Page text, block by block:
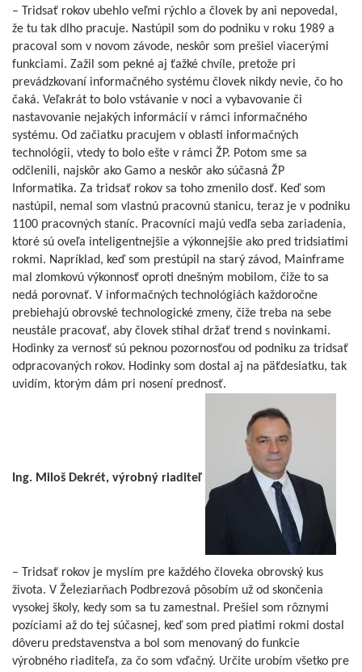
– Tridsať rokov ubehlo veľmi rýchlo a človek by ani nepovedal,
že tu tak dlho pracuje. Nastúpil som do podniku v roku 1989 a
pracoval som v novom závode, neskôr som prešiel viacerými
funkciami. Zažil som pekné aj ťažké chvíle, pretože pri
prevádzkovaní informačného systému človek nikdy nevie, čo ho
čaká. Veľakrát to bolo vstávanie v noci a vybavovanie či
nastavovanie nejakých informácií v rámci informačného
systému. Od začiatku pracujem v oblasti informačných
technológii, vtedy to bolo ešte v rámci ŽP. Potom sme sa
odčlenili, najskôr ako Gamo a neskôr ako súčasná ŽP
Informatika. Za tridsať rokov sa toho zmenilo dosť. Keď som
nastúpil, nemal som vlastnú pracovnú stanicu, teraz je v podniku
1100 pracovných staníc. Pracovníci majú vedľa seba zariadenia,
ktoré sú oveľa inteligentnejšie a výkonnejšie ako pred tridsiatimi
rokmi. Napríklad, keď som prestúpil na starý závod, Mainframe
mal zlomkovú výkonnosť oproti dnešným mobilom, čiže to sa
nedá porovnať. V informačných technológiách každoročne
prebiehajú obrovské technologické zmeny, čiže treba na sebe
neustále pracovať, aby človek stíhal držať trend s novinkami.
Hodinky za vernosť sú peknou pozornosťou od podniku za tridsať
odpracovaných rokov. Hodinky som dostal aj na päťdesiatku, tak
uvidím, ktorým dám pri nosení prednosť.
Ing. Miloš Dekrét, výrobný riaditeľ
– Tridsať rokov je myslím pre každého človeka obrovský kus
života. V Železiarňach Podbrezová pôsobím už od skončenia
vysokej školy, kedy som sa tu zamestnal. Prešiel som rôznymi
pozíciami až do tej súčasnej, keď som pred piatimi rokmi dostal
dôveru predstavenstva a bol som menovaný do funkcie
výrobného riaditeľa, za čo som vďačný. Určite urobím všetko pre